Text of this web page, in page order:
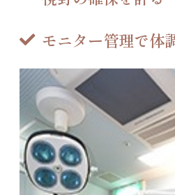
モニター管理で体